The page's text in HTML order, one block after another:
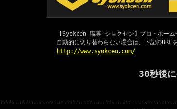
【Syokcen 職専-ショクセン】プロ・ホーム
自動的に切り替わらない場合は、下記のURL
http://www.syokcen.com/
30秒後に